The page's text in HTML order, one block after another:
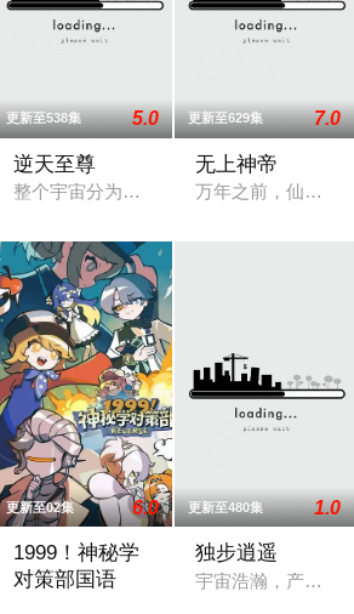
崎和佳奈,神谷明,小山力也,林原惠美
更新至538集 5.0
逆天至尊
整个宇宙分为域内宇宙和域外宇宙，两个
更新至629集 7.0
无上神帝
万年之前，仙王牧
完毕的世界中，唯一残留的秘境——大洞
更新至02集 6.0
1999！神秘学
对策部国语
更新至480集 1.0
独步逍遥
宇宙浩瀚，产生无